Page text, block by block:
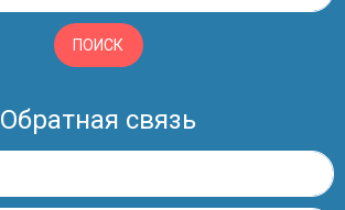
ПОИСК
Обратная связь